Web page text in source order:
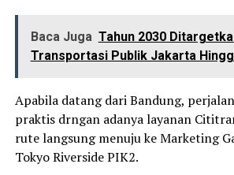
Baca Juga Tahun 2030
Transportasi Publik Jakarta
Apabila datang dari Bandung,
praktis drngan adanya layanan
rute langsung menuju ke Marketing
Tokyo Riverside PIK2.